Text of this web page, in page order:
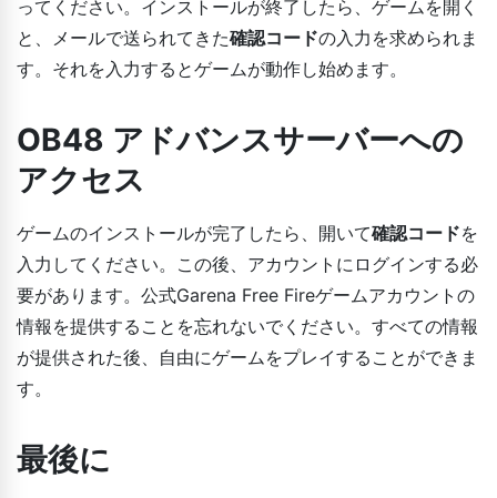
ってください。インストールが終了したら、ゲームを開く
と、メールで送られてきた確認コードの入力を求められま
す。それを入力するとゲームが動作し始めます。
OB48 アドバンスサーバーへの
アクセス
ゲームのインストールが完了したら、開いて確認コードを
入力してください。この後、アカウントにログインする必
要があります。公式Garena Free Fireゲームアカウントの
情報を提供することを忘れないでください。すべての情報
が提供された後、自由にゲームをプレイすることができま
す。
最後に